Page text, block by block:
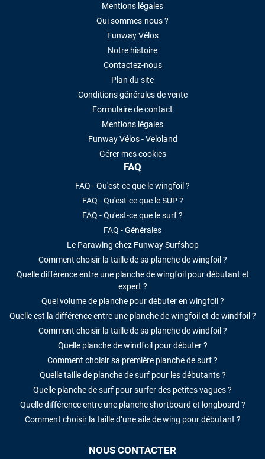
Mentions légales
Qui sommes-nous ?
Funway Vélos
Notre histoire
Contactez-nous
Plan du site
Conditions générales de vente
Formulaire de contact
Mentions légales
Funway Vélos - Veloland
Gérer mes cookies
FAQ
FAQ - Qu'est-ce que le wingfoil ?
FAQ - Qu'est-ce que le SUP ?
FAQ - Qu'est-ce que le surf ?
FAQ - Générales
Le Parawing chez Funway Surfshop
Comment choisir la taille de sa planche de wingfoil ?
Quelle différence entre une planche de wingfoil pour débutant et
expert ?
Quel volume de planche pour débuter en wingfoil ?
Quelle est la différence entre une planche de wingfoil et de windfoil ?
Comment choisir la taille de sa planche de windfoil ?
Quelle planche de windfoil pour débuter ?
Comment choisir sa première planche de surf ?
Quelle taille de planche de surf pour les débutants ?
Quelle planche de surf pour surfer des petites vagues ?
Quelle différence entre une planche shortboard et longboard ?
Comment choisir la taille d’une aile de wing pour débutant ?
NOUS CONTACTER